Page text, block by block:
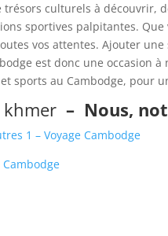
trésors culturels à découvrir,
sportives palpitantes.
vos attentes. Ajouter
est donc une occasion
sports au Cambodge, pour
khmer – Nous,
1 – Voyage Cambodge